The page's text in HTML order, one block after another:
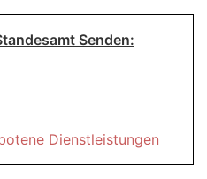
Senden:
Dienstleistungen